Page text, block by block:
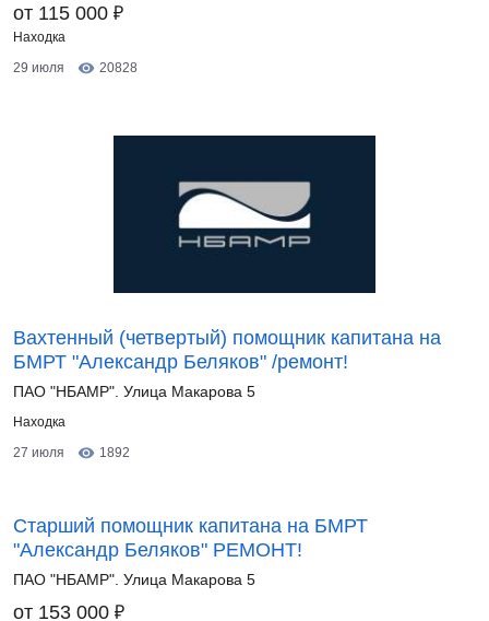
от 115 000 ₽
Находка
29 июля
20828
Вахтенный (четвертый) помощник капитана на
БМРТ "Александр Беляков" /ремонт!
ПАО "НБАМР". Улица Макарова 5
Находка
27 июля
1892
Старший помощник капитана на БМРТ
"Александр Беляков" РЕМОНТ!
ПАО "НБАМР". Улица Макарова 5
от 153 000 ₽